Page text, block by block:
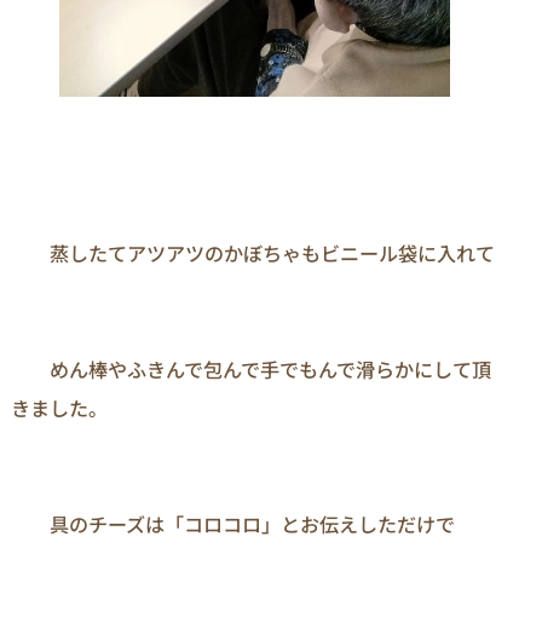
蒸したてアツアツのかぼちゃもビニール袋に入れて
めん棒やふきんで包んで手でもんで滑らかにして頂
きました。
具のチーズは「コロコロ」とお伝えしただけで